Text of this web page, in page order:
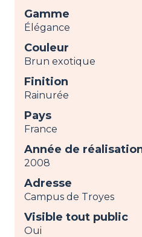
Gamme
Élégance
Couleur
Brun exotique
Finition
Rainurée
Pays
France
Année de
2008
Adresse
Campus de Troyes
Visible tout public
Oui